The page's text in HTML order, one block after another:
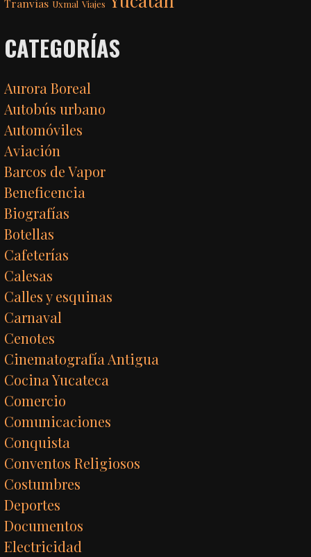
Tranvías Uxmal Viajes
CATEGORÍAS
Aurora Boreal
Autobús urbano
Automóviles
Aviación
Barcos de Vapor
Beneficencia
Biografías
Botellas
Cafeterías
Calesas
Calles y esquinas
Carnaval
Cenotes
Cinematografía Antigua
Cocina Yucateca
Comercio
Comunicaciones
Conquista
Conventos Religiosos
Costumbres
Deportes
Documentos
Electricidad